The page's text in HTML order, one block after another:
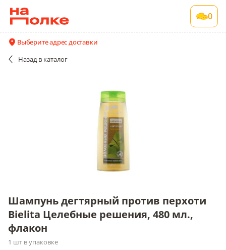
0
Выберите адрес доставки
Назад в каталог
Шампунь дегтярный против перхоти Bielita
Целебные решения, 480 мл., флакон
Шампунь дегтярный против перхоти
Bielita Целебные решения, 480 мл.,
флакон
1 шт в упаковке